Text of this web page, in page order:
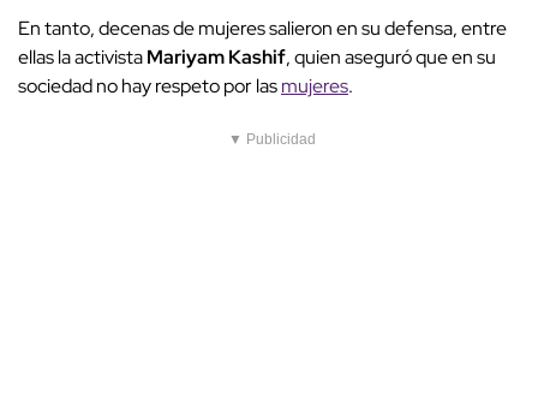
En tanto, decenas de mujeres salieron en su defensa, entre
ellas la activistaMariyam Kashif, quien aseguró que en su
sociedad no hay respeto por lasmujeres.
▼ Publicidad